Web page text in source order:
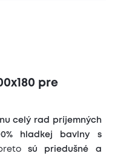
pre
celý rad príjemných
hladkej bavlny s
sú priedušné a